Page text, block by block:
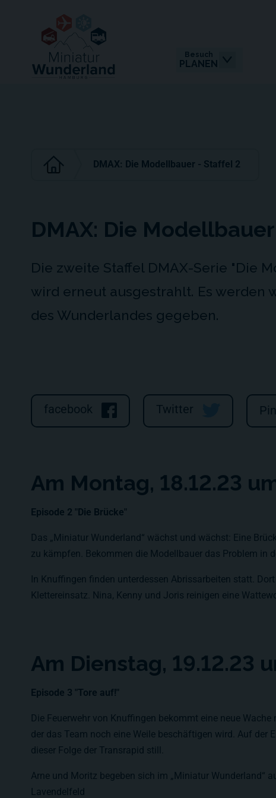
Besuch
PLANEN
DMAX: Die Modellbauer - Staffel 2
DMAX: Die
Die zweite Staffel DMAX-Serie "Die
wird erneut ausgestrahlt. Es werden
des Wunderlandes gegeben.
facebook Twitter
Am Montag, 18.12.23
Episode 2 "Die Brücke"
Das „Miniatur Wunderland“ wächst und wächst: Eine
zu kämpfen. Bekommen die Modellbauer das Problem in
In Knuffingen finden unterdessen Abrissarbeiten statt.
Klettereinsatz. Nina, Kenny und Joris reinigen eine
Am Dienstag, 19.12.23
Episode 3 "Tore auf!"
Die Feuerwehr von Knuffingen bekommt eine neue
der das Team noch eine Weile beschäftigen wird. Auf
dieser Folge der Transrapid still.
Arne und Moritz begeben sich im „Miniatur Wunderland“
Lavendelfeld